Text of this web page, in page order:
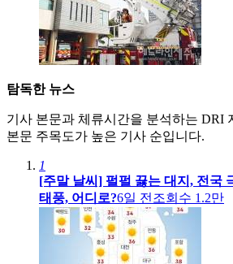
탐독한 뉴스
기사 본문과 체류시간을 분석하는 DRI
본문 주목도가 높은 기사 순입니다.
1
[주말 날씨] 펄펄 끓는 대지, 전국
태풍, 어디로?6일 전 조회수 1.2만